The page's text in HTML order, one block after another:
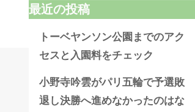
最近の投稿
トーベヤンソン公園までのアク
セスと入園料をチェック
小野寺吟雲がパリ五輪で予選敗
退し決勝へ進めなかったのはな